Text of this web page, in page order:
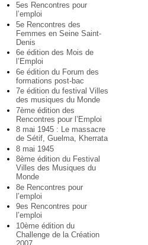
5es Rencontres pour
l’emploi
5e Rencontres des
Femmes en Seine Saint-
Denis
6e édition des Mois de
l’Emploi
6e édition du Forum des
formations post-bac
7e édition du festival Villes
des musiques du Monde
7ème édition des
Rencontres pour l’Emploi
8 mai 1945 : Le massacre
de Sétif, Guelma, Kherrata
8 mai 1945
8ème édition du Festival
Villes des Musiques du
Monde
8e Rencontres pour
l’emploi
9es Rencontres pour
l’emploi
10ème édition du
Challenge de la Création